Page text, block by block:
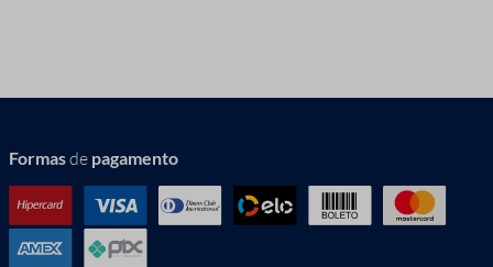
Formasde pagamento